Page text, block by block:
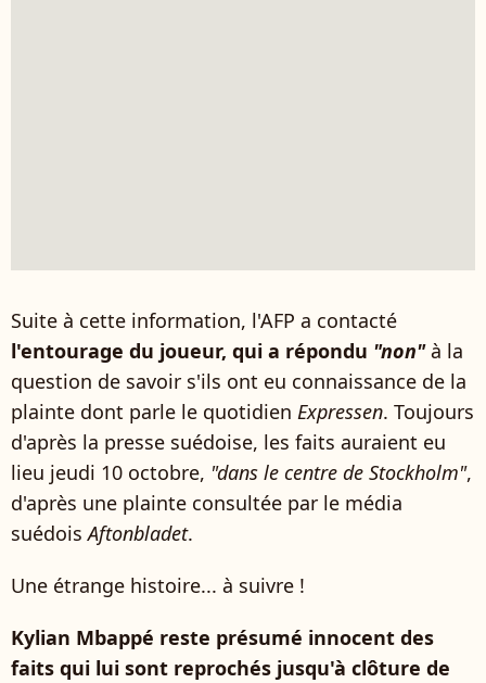
Suite à cette information, l'AFP a contacté
l'entourage du joueur, qui a répondu "non"à la
question de savoir s'ils ont eu connaissance de la
plainte dont parle le quotidien Expressen. Toujours
d'après la presse suédoise, les faits auraient eu
lieu jeudi 10 octobre, "dans le centre de Stockholm",
d'après une plainte consultée par le média
suédoisAftonbladet.
Une étrange histoire... à suivre !
Kylian Mbappé reste présumé innocent des
faits qui lui sont reprochés jusqu'à clôture de